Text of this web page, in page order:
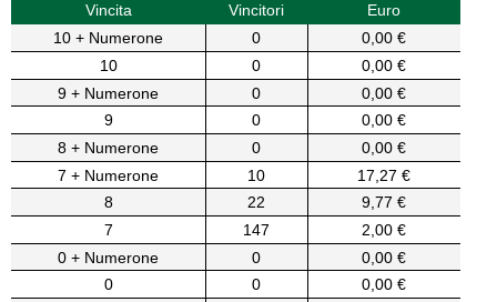
Vincita Vincitori
Euro
10 + Numerone
0
0,00 €
10
0
0,00 €
9 + Numerone
0
0,00 €
9
0
0,00 €
8 + Numerone
0
0,00 €
7 + Numerone
10
17,27 €
8
22
9,77 €
7
147
2,00 €
0 + Numerone
0
0,00 €
0
0
0,00 €